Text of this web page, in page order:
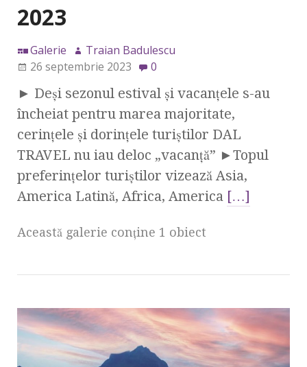
2023
Galerie
Traian Badulescu
26 septembrie 2023
0
► Deși sezonul estival și vacanțele s-au
încheiat pentru marea majoritate,
cerințele și dorințele turiștilor DAL
TRAVEL nu iau deloc „vacanță” ►Topul
preferințelor turiștilor vizează Asia,
America Latină, Africa, America […]
Această galerie conţine 1 obiect